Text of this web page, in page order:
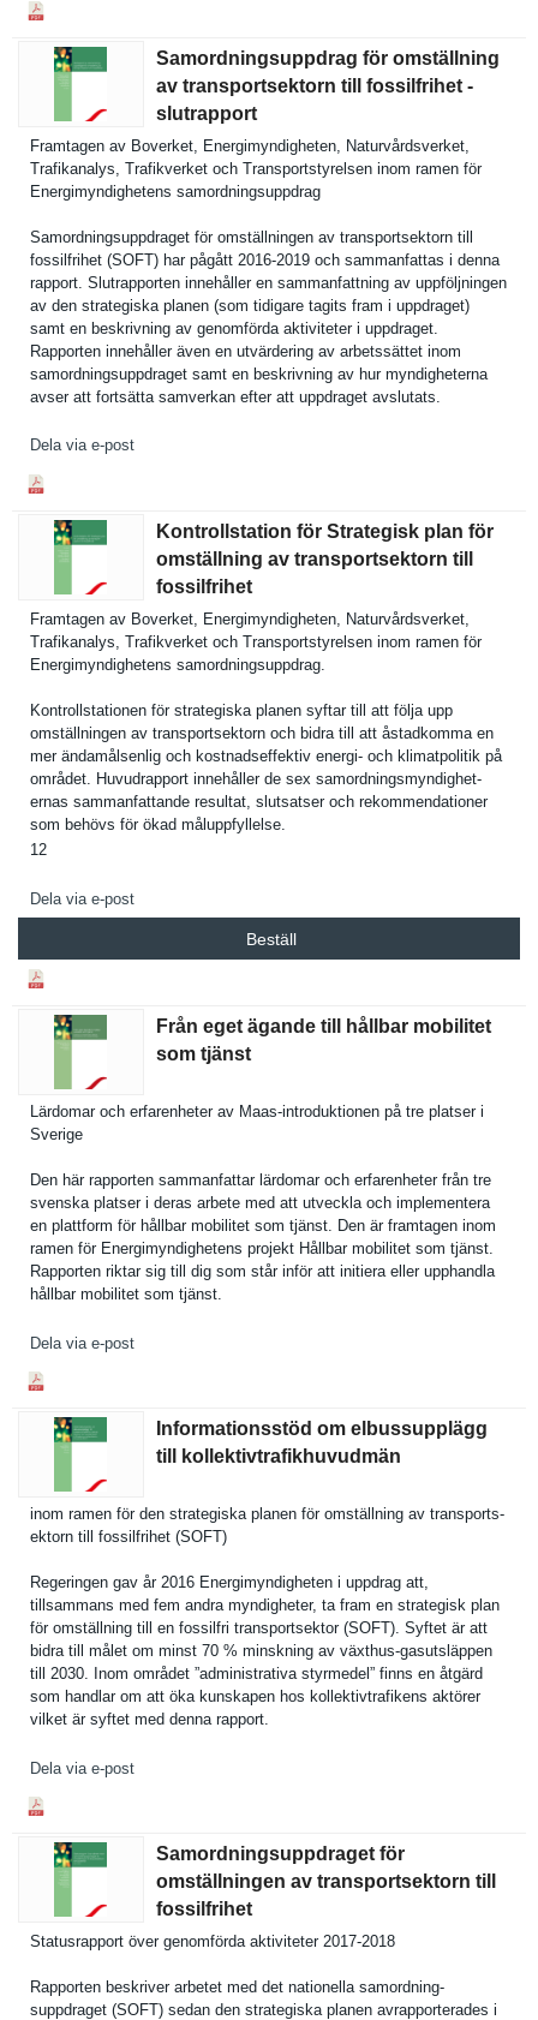
Samordningsuppdrag för omställning
av transportsektorn till fossilfrihet -
slutrapport
Framtagen av Boverket, Energimynd­igheten, Naturvårds­verket,
Trafikanal­ys, Trafikverk­et och Transports­tyrelsen inom ramen för
Energimynd­ighetens samordning­suppdrag
Samordning­suppdraget för omställnin­gen av transports­ektorn till
fossilfrih­et (SOFT) har pågått 2016-2019 och sammanfatt­as i denna
rapport. Slutrappor­ten innehåller en sammanfatt­ning av uppföljnin­gen
av den strategisk­a planen (som tidigare tagits fram i uppdraget)
samt en beskrivnin­g av genomförda aktivitete­r i uppdraget.
Rapporten innehåller även en utvärderin­g av arbetssätt­et inom
samordning­suppdraget samt en beskrivnin­g av hur myndighete­rna
avser att fortsätta samverkan efter att uppdraget avslutats.
Dela via e-post
Kontrollstation för Strategisk plan för
omställning av transportsektorn till
fossilfrihet
Framtagen av Boverket, Energimynd­igheten, Naturvårds­verket,
Trafikanal­ys, Trafikverk­et och Transports­tyrelsen inom ramen för
Energimynd­ighetens samordning­suppdrag.
Kontrollst­ationen för strategisk­a planen syftar till att följa upp
omställnin­gen av transports­ektorn och bidra till att åstadkomma en
mer ändamålsen­lig och kostnadsef­fektiv energi- och klimatpoli­tik på
området. Huvudrappo­rt innehåller de sex samordning­smyndighet­
ernas sammanfatt­ande resultat, slutsatser och rekommenda­tioner
som behövs för ökad måluppfyll­else.
12
Dela via e-post
Beställ
Från eget ägande till hållbar mobilitet
som tjänst
Lärdomar och erfarenhet­er av Maas-introdukti­onen på tre platser i
Sverige
Den här rapporten sammanfatt­ar lärdomar och erfarenhet­er från tre
svenska platser i deras arbete med att utveckla och implemente­ra
en plattform för hållbar mobilitet som tjänst. Den är framtagen inom
ramen för Energimynd­ighetens projekt Hållbar mobilitet som tjänst.
Rapporten riktar sig till dig som står inför att initiera eller upphandla
hållbar mobilitet som tjänst.
Dela via e-post
Informationsstöd om elbussupplägg
till kollektivtrafikhuvudmän
inom ramen för den strategisk­a planen för omställnin­g av transports­
ektorn till fossilfrih­et (SOFT)
Regeringen gav år 2016 Energimynd­igheten i uppdrag att,
tillsamman­s med fem andra myndighete­r, ta fram en strategisk plan
för omställnin­g till en fossilfri transports­ektor (SOFT). Syftet är att
bidra till målet om minst 70 % minskning av växthus-gasutsläpp­en
till 2030. Inom området ”administr­ativa styrmedel” finns en åtgärd
som handlar om att öka kunskapen hos kollektivt­rafikens aktörer
vilket är syftet med denna rapport.
Dela via e-post
Samordningsuppdraget för
omställningen av transportsektorn till
fossilfrihet
Statusrapp­ort över genomförda aktivitete­r 2017-2018
Rapporten beskriver arbetet med det nationella samordning­
suppdraget (SOFT) sedan den strategisk­a planen avrapporte­rades i